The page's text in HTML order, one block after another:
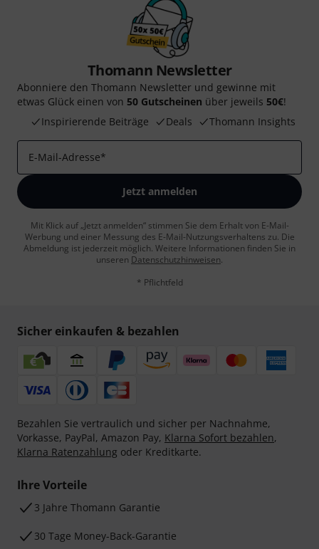
Thomann Newsletter
Abonniere den Thomann Newsletter und gewinne mit
etwas Glück einen von 50 Gutscheinen über jeweils 50€!
Inspirierende Beiträge
Deals Thomann Insights
E-Mail-Adresse*
Jetzt anmelden
Mit Klick auf „Jetzt anmelden“ stimmen Sie dem Erhalt von E-Mail-
Werbung und einer Messung des E-Mail-Nutzungsverhaltens zu. Die
Abmeldung ist jederzeit möglich. Weitere Informationen finden Sie in
unseren Datenschutzhinweisen.
* Pflichtfeld
Sicher einkaufen & bezahlen
Bezahlen Sie vertraulich und sicher per Nachnahme,
Vorkasse, PayPal, Amazon Pay, Klarna Sofort bezahlen,
Klarna Ratenzahlung oder Kreditkarte.
Ihre Vorteile
3 Jahre Thomann Garantie
30 Tage Money-Back-Garantie